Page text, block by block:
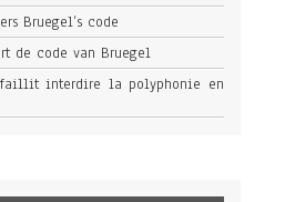
Bruegel’s code
de code van Bruegel
interdire la polyphonie en